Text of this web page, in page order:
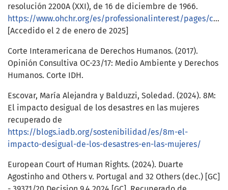
resolución 2200A (XXI), de 16 de diciembre de 1966.
https://www.ohchr.org/es/professionalinterest/pages/cescr.aspx
[Accedido el 2 de enero de 2025]
Corte Interamericana de Derechos Humanos. (2017).
Opinión Consultiva OC-23/17: Medio Ambiente y Derechos
Humanos. Corte IDH.
Escovar, María Alejandra y Balduzzi, Soledad. (2024). 8M:
El impacto desigual de los desastres en las mujeres
recuperado de
https://blogs.iadb.org/sostenibilidad/es/8m-el-
impacto-desigual-de-los-desastres-en-las-mujeres/
European Court of Human Rights. (2024). Duarte
Agostinho and Others v. Portugal and 32 Others (dec.) [GC]